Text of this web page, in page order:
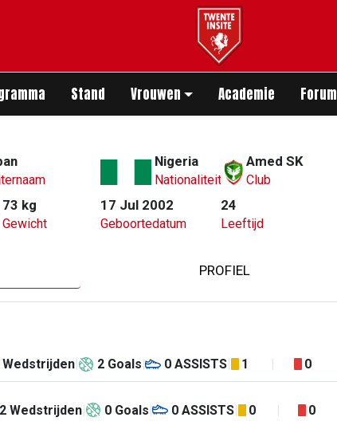
Stand Vrouwen Academie Forum
Nigeria
Nationaliteit
Amed SK
Club
73 kg
Gewicht
17 Jul 2002
Geboortedatum
24
Leeftijd
PROFIEL
Wedstrijden 2 Goals 0 ASSISTS 1 0
2 Wedstrijden 0 Goals 0 ASSISTS 0 0